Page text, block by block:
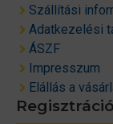
Szállítási
Adatkezelési
ÁSZF
Impresszum
Elállás a
Regisztráció